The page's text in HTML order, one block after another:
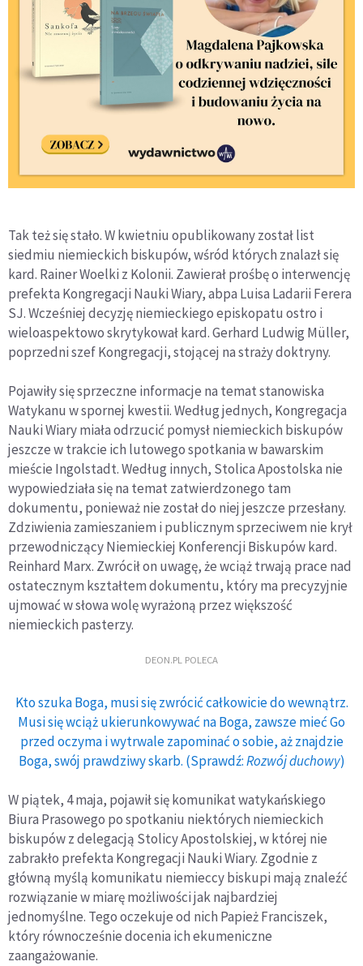
Tak też się stało. W kwietniu opublikowany został list
siedmiu niemieckich biskupów, wśród których znalazł się
kard. Rainer Woelki z Kolonii. Zawierał prośbę o interwencję
prefekta Kongregacji Nauki Wiary, abpa Luisa Ladarii Ferera
SJ. Wcześniej decyzję niemieckiego episkopatu ostro i
wieloaspektowo skrytykował kard. Gerhard Ludwig Müller,
poprzedni szef Kongregacji, stojącej na straży doktryny.
Pojawiły się sprzeczne informacje na temat stanowiska
Watykanu w spornej kwestii. Według jednych, Kongregacja
Nauki Wiary miała odrzucić pomysł niemieckich biskupów
jeszcze w trakcie ich lutowego spotkania w bawarskim
mieście Ingolstadt. Według innych, Stolica Apostolska nie
wypowiedziała się na temat zatwierdzonego tam
dokumentu, ponieważ nie został do niej jeszcze przesłany.
Zdziwienia zamieszaniem i publicznym sprzeciwem nie krył
przewodniczący Niemieckiej Konferencji Biskupów kard.
Reinhard Marx. Zwrócił on uwagę, że wciąż trwają prace nad
ostatecznym kształtem dokumentu, który ma precyzyjnie
ujmować w słowa wolę wyrażoną przez większość
niemieckich pasterzy.
DEON.PL POLECA
Kto szuka Boga, musi się zwrócić całkowicie do wewnątrz.
Musi się wciąż ukierunkowywać na Boga, zawsze mieć Go
przed oczyma i wytrwale zapominać o sobie, aż znajdzie
Boga, swój prawdziwy skarb. (Sprawdź:Rozwój duchowy)
W piątek, 4 maja, pojawił się komunikat watykańskiego
Biura Prasowego po spotkaniu niektórych niemieckich
biskupów z delegacją Stolicy Apostolskiej, w której nie
zabrakło prefekta Kongregacji Nauki Wiary. Zgodnie z
główną myślą komunikatu niemieccy biskupi mają znaleźć
rozwiązanie w miarę możliwości jak najbardziej
jednomyślne. Tego oczekuje od nich Papież Franciszek,
który równocześnie docenia ich ekumeniczne
zaangażowanie.